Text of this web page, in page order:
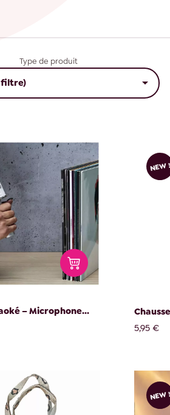
Type de produit
filtre) 
– Microphone...
NEW !
5,95 €
NEW !